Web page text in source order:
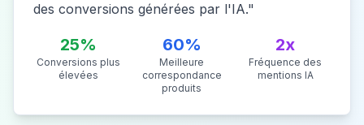
des conversions générées par l'IA."
25%
Conversions plus
élevées
60%
Meilleure
correspondance
produits
2x
Fréquence des
mentions IA